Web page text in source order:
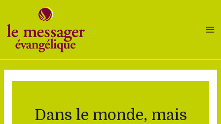
contenu
Dans le monde, mais